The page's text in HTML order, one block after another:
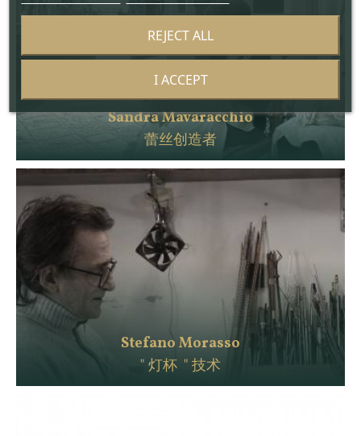
Sandra Mavaracchio
蕾丝创造者
Stefano Morasso
" 灯杯 " 技术
REJECT ALL
I ACCEPT